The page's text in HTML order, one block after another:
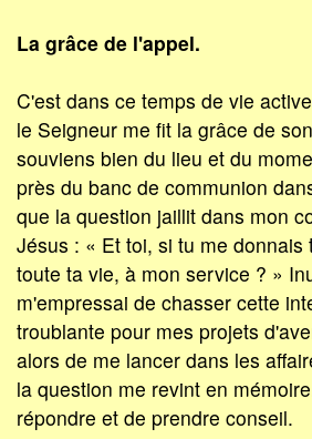
La grâce de l'appel.
C'est dans ce temps de vie
le Seigneur me fit la grâce de
souviens bien du lieu et du
près du banc de communion
que la question jaillit dans mon
Jésus : « Et toi, si tu me donnais
toute ta vie, à mon service ? »
m'empressai de chasser cette
troublante pour mes projets
alors de me lancer dans les
la question me revint en
répondre et de prendre conseil.